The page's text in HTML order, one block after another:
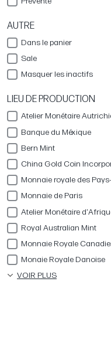
AUTRE
Dans le panier
Sale
Masquer les inactifs
LIEU DE PRODUCTION
Atelier Monétaire
Banque du Méxique
Bern Mint
China Gold Coin
Monnaie royale des
Monnaie de Paris
Atelier Monétaire
Royal Australian Mint
Monnaie Royale
Monaie Royale Danoise
VOIR PLUS